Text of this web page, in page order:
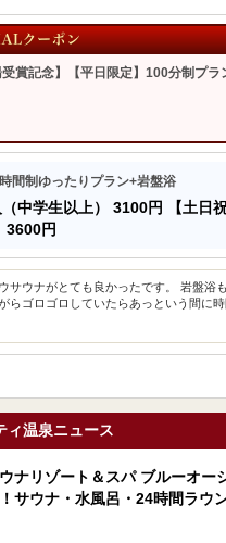
受賞記念】【平日限定】100分制プラ
間制ゆったりプラン+岩盤浴
中学生以上） 3100円
【土日
3600円
サウナがとても良かったです。 岩盤浴
らゴロゴロしていたらあっという間に
ィ温泉ニュース
ウナリゾート＆スパ ブルーオー
サウナ・水風呂・24時間ラウ